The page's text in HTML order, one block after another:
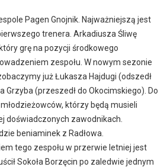
Pagen Gnojnik. Najważniejszą jest
trenera. Arkadiusza Śliwę
grę na pozycji środkowego
zespołu. W nowym sezonie
już Łukasza Hajdugi (odszedł
Grzyba (przeszedł do Okocimskiego). Do
którzy będą musieli
doświadczonych zawodnikach.
beniaminek z Radłowa.
tego zespołu w przerwie letniej jest
Sokoła Borzęcin po zaledwie jednym